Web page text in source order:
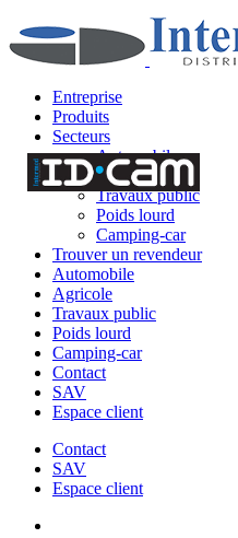
Entreprise
Produits
Secteurs
Automobile
Agricole
Travaux public
Poids lourd
Camping-car
Trouver un revendeur
Automobile
Agricole
Travaux public
Poids lourd
Camping-car
Contact
SAV
Espace client
Contact
SAV
Espace client